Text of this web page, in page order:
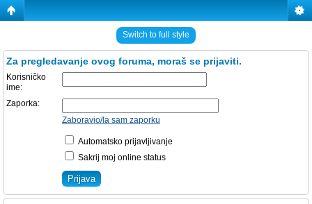
Switch to full style
Za pregledavanje ovog foruma, moraš se prijaviti.
Korisničko
ime:
Zaporka:
Zaboravio/la sam zaporku
Automatsko prijavljivanje
Sakrij moj online status